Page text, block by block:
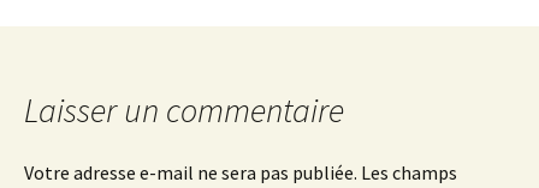
Laisser un commentaire
Votre adresse e-mail ne sera pas publiée. Les champs